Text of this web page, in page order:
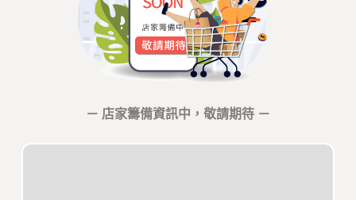
－ 店家籌備資訊中，敬請期待 －